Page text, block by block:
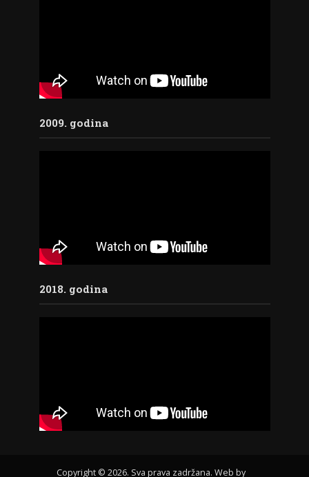
2009. godina
2018. godina
Copyright © 2026. Sva prava zadržana. Web by